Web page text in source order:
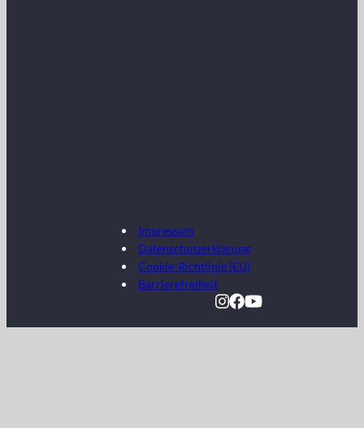
Impressum
Datenschutzerklärung
Cookie-Richtlinie (EU)
Barrierefreiheit